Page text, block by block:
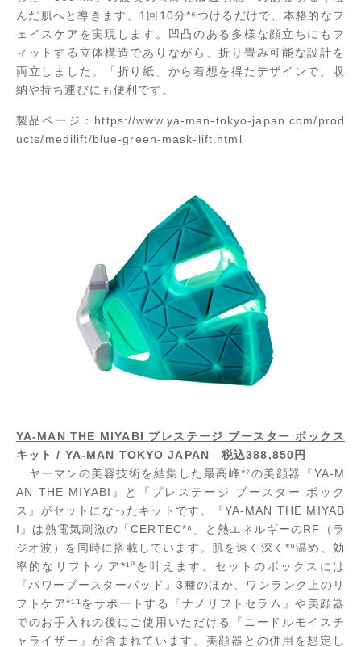
んだ肌へと導きます。1回10分*⁶つけるだけで、本格的なフ
ェイスケアを実現します。凹凸のある多様な顔立ちにもフ
ィットする立体構造でありながら、折り畳み可能な設計を
両立しました。「折り紙」から着想を得たデザインで、収
納や持ち運びにも便利です。
製品ページ： https://www.ya-man-tokyo-japan.com/prod
ucts/medilift/blue-green-mask-lift.html
YA-MAN THE MIYABI プレステージ ブースター ボックス
キット / YA-MAN TOKYO JAPAN 税込388,850円
ヤーマンの美容技術を結集した最高峰*⁷の美顔器『YA-M
AN THE MIYABI』と『プレステージ ブースター ボック
ス』がセットになったキットです。『YA-MAN THE MIYAB
I』は熱電気刺激の「CERTEC*⁸」と熱エネルギーのRF（ラ
ジオ波）を同時に搭載しています。肌を速く深く*⁹温め、効
率的なリフトケア*¹⁰を叶えます。セットのボックスには
『パワーブースターパッド』3種のほか、ワンランク上のリ
フトケア*¹¹をサポートする『ナノリフトセラム』や美顔器
でのお手入れの後にご使用いただける『ニードルモイスチ
ャライザー』が含まれています。美顔器との併用を想定し